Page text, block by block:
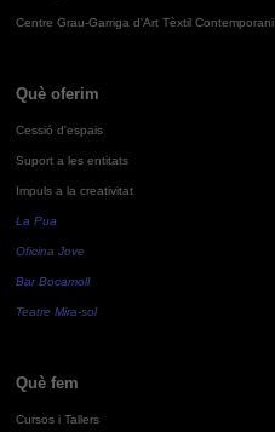
Centre Grau-Garriga d'Art Tèxtil Contemporani
Què oferim
Cessió d'espais
Suport a les entitats
Impuls a la creativitat
La Pua
Oficina Jove
Bar Bocamoll
Teatre Mira-sol
Què fem
Cursos i Tallers